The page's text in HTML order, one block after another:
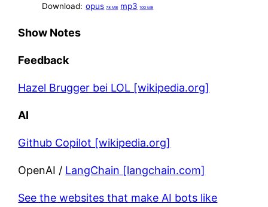
Download: opus 78 MB mp3 100 MB
Show Notes
Feedback
Hazel Brugger bei LOL [wikipedia.org]
AI
Github Copilot [wikipedia.org]
OpenAI / LangChain [langchain.com]
See the websites that make AI bots like